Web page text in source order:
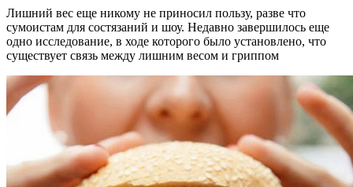
Лишний вес еще никому не приносил пользу, разве что
сумоистам для состязаний и шоу. Недавно завершилось еще
одно исследование, в ходе которого было установлено, что
существует связь между лишним весом и гриппом